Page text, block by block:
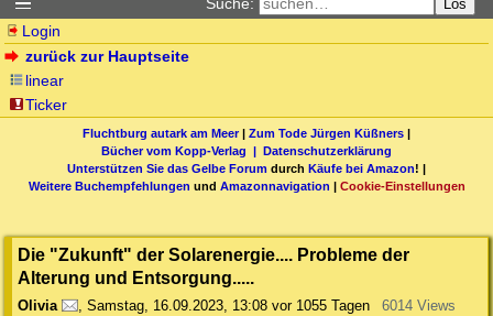
Los
Login
zurück zur Hauptseite
linear
Ticker
Fluchtburg autark am Meer| Zum Tode Jürgen Küßners |
Bücher vom Kopp-Verlag | Datenschutzerklärung
Unterstützen Sie das Gelbe Forum durch Käufe bei Amazon! |
Weitere Buchempfehlungen und Amazonnavigation | Cookie-Einstellungen
Die "Zukunft" der Solarenergie.... Probleme der
Alterung und Entsorgung.....
Olivia , Samstag, 16.09.2023, 13:08 vor 1055 Tagen 6014 Views